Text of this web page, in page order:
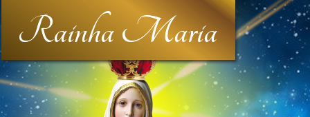
Rainha Maria